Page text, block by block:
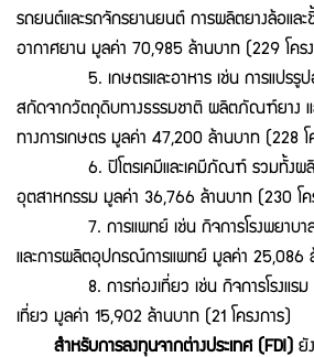
รถยนต์และรถจักรยานยนต์ การผลิตยางล้อแล
อากาศยาน มูลค่า 70,985 ล้านบาท (229 โคร
5. เกษตรและอาหาร เช่น การแปรรูปอ
สกัดจากวัตถุดิบทางธรรมชาติ ผลิตภัณฑ์ยาง
ทางการเกษตร มูลค่า 47,200 ล้านบาท (228 โ
6. ปิโตรเคมีและเคมีภัณฑ์ รวมทั้งผลิ
อุตสาหกรรม มูลค่า 36,766 ล้านบาท (230 โค
7. การแพทย์ เช่น กิจการโรงพยาบาล ศู
และการผลิตอุปกรณ์การแพทย์ มูลค่า 25,086
8. การท่องเที่ยว เช่น กิจการโรงแรม กิ
เที่ยว มูลค่า 15,902 ล้านบาท (21 โครงการ)
สำหรับการลงทุนจากต่างประเทศ (FDI) ยั